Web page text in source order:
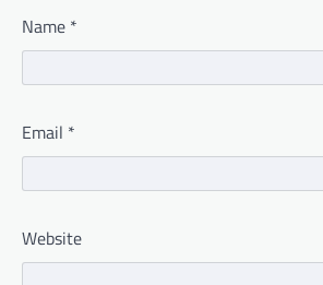
Name *
Email *
Website